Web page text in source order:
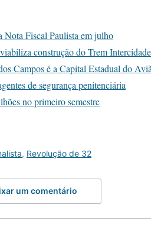
Nota Fiscal Paulista em julho
construção do Trem
Campos é a Capital Estadual do
de segurança penitenciária
no primeiro semestre
, Revolução de 32
um comentário